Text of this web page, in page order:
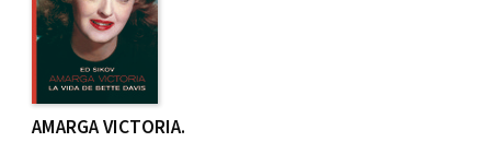
AMARGA VICTORIA.